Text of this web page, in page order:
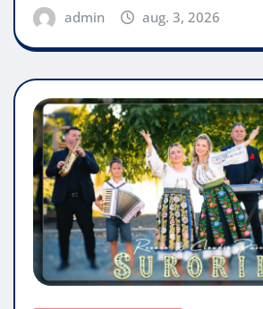
admin aug. 3, 2026